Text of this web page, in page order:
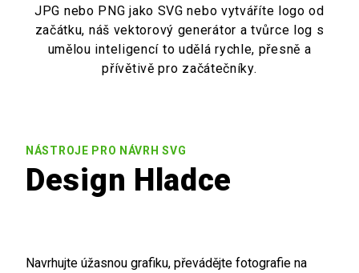
JPG nebo PNG jako SVG nebo vytváříte logo od
začátku, náš vektorový generátor a tvůrce log s
umělou inteligencí to udělá rychle, přesně a
přívětivě pro začátečníky.
NÁSTROJE PRO NÁVRH SVG
Design Hladce
Navrhujte úžasnou grafiku, převádějte fotografie na